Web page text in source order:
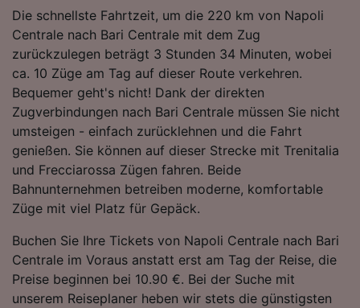
Die schnellste Fahrtzeit, um die 220 km von Napoli
Centrale nach Bari Centrale mit dem Zug
zurückzulegen beträgt 3 Stunden 34 Minuten, wobei
ca. 10 Züge am Tag auf dieser Route verkehren.
Bequemer geht's nicht! Dank der direkten
Zugverbindungen nach Bari Centrale müssen Sie nicht
umsteigen - einfach zurücklehnen und die Fahrt
genießen. Sie können auf dieser Strecke mit Trenitalia
und Frecciarossa Zügen fahren. Beide
Bahnunternehmen betreiben moderne, komfortable
Züge mit viel Platz für Gepäck.
Buchen Sie Ihre Tickets von Napoli Centrale nach Bari
Centrale im Voraus anstatt erst am Tag der Reise, die
Preise beginnen bei 10.90 €. Bei der Suche mit
unserem Reiseplaner heben wir stets die günstigsten
Folgendes bereitzustellen:
Verwendung genauer Standortdaten.
Endgeräteeigenschaften zur Identifikation
aktiv abfragen. Speichern von oder Zugriff auf
Informationen auf einem Endgerät.
Personalisierte Werbung und Inhalte, Messung
von Werbeleistung und der Performance von
Inhalten, Zielgruppenforschung sowie
Entwicklung und Verbesserung von
Angeboten.
Liste der Partner (Lieferanten)